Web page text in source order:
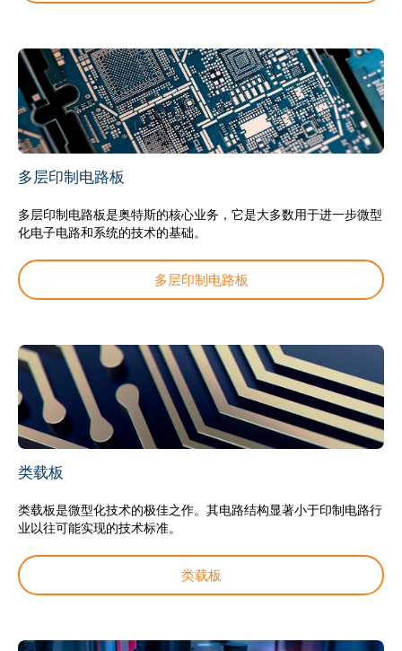
多层印制电路板
多层印制电路板是奥特斯的核心业务，它是大多数用于进一步微型
化电子电路和系统的技术的基础。
多层印制电路板
类载板
类载板是微型化技术的极佳之作。其电路结构显著小于印制电路行
业以往可能实现的技术标准。
类载板